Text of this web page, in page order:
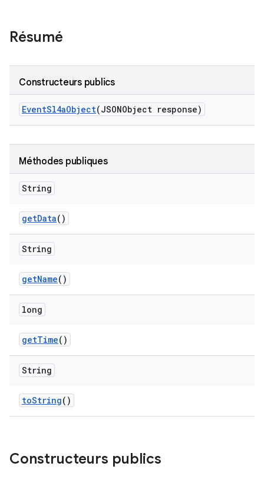
Résumé
Constructeurs publics
EventSl4aObject(JSONObject response)
Méthodes publiques
String
getData()
String
getName()
long
getTime()
String
toString()
Constructeurs publics